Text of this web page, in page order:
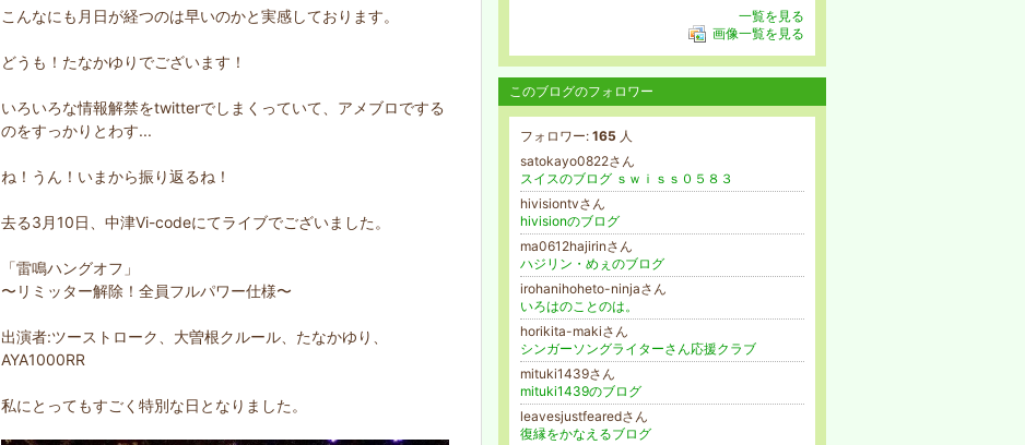
こんなにも月日が経つのは早いのかと実感しております。
どうも！たなかゆりでございます！
いろいろな情報解禁をtwitterでしまくっていて、アメブロでする
のをすっかりとわす...
ね！うん！いまから振り返るね！
去る3月10日、中津Vi-codeにてライブでございました。
「雷鳴ハングオフ」
〜リミッター解除！全員フルパワー仕様〜
出演者:ツーストローク、大曽根クルール、たなかゆり、
AYA1000RR
私にとってもすごく特別な日となりました。
一覧を見る
画像一覧を見る
このブログのフォロワー
フォロワー: 165 人
satokayo0822さん
スイスのブログ ｓｗｉｓｓ０５８３
hivisiontvさん
hivisionのブログ
ma0612hajirinさん
ハジリン・めぇのブログ
irohanihoheto-ninjaさん
いろはのことのは。
horikita-makiさん
シンガーソングライターさん応援クラブ
mituki1439さん
mituki1439のブログ
leavesjustfearedさん
復縁をかなえるブログ